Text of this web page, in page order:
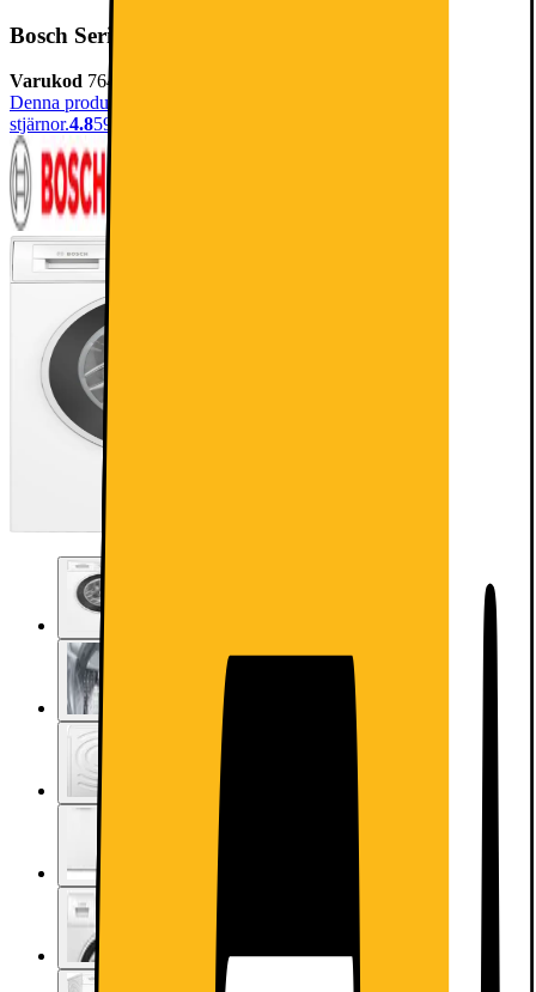
Bosch Serie 2 Tvättmaskin WGE03400SN (8kg)
Varukod 764456
Denna produkt har blivit bedömd som 4.8 av 5 möjliga
stjärnor.4.8594